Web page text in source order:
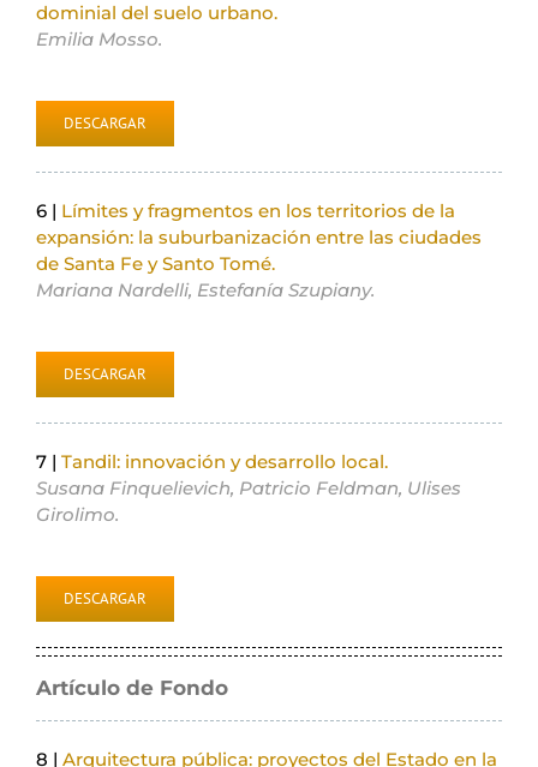
dominial del suelo urbano.
Emilia Mosso.
DESCARGAR
6 | Límites y fragmentos en los territorios de la
expansión: la suburbanización entre las ciudades
de Santa Fe y Santo Tomé.
Mariana Nardelli, Estefanía Szupiany.
DESCARGAR
7 | Tandil: innovación y desarrollo local.
Susana Finquelievich, Patricio Feldman, Ulises
Girolimo.
DESCARGAR
Artículo de Fondo
8 | Arquitectura pública: proyectos del Estado en la